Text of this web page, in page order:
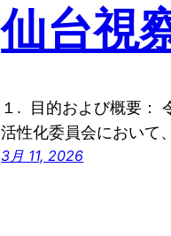
仙台視
１. 目的および概要：
活性化委員会において
3月 11, 2026